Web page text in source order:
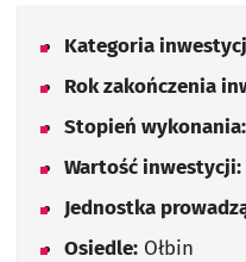
Kategoria
Rok zakończenia
Stopień wykonania:
Wartość inwestycji:
Jednostka
Osiedle: Ołbin